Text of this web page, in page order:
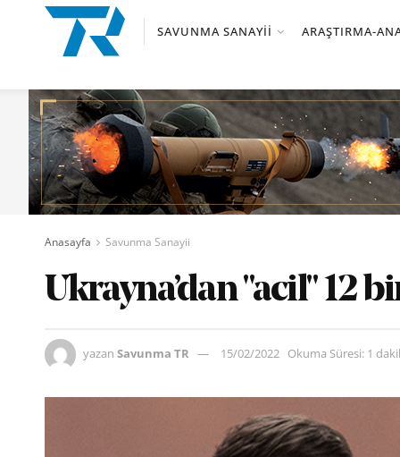
SAVUNMA SANAYII ARAŞTIRMA-
Anasayfa Savunma Sanayii
Ukrayna’dan "acil" 12
yazan Savunma TR 15/02/2022 Okuma Süresi: 1